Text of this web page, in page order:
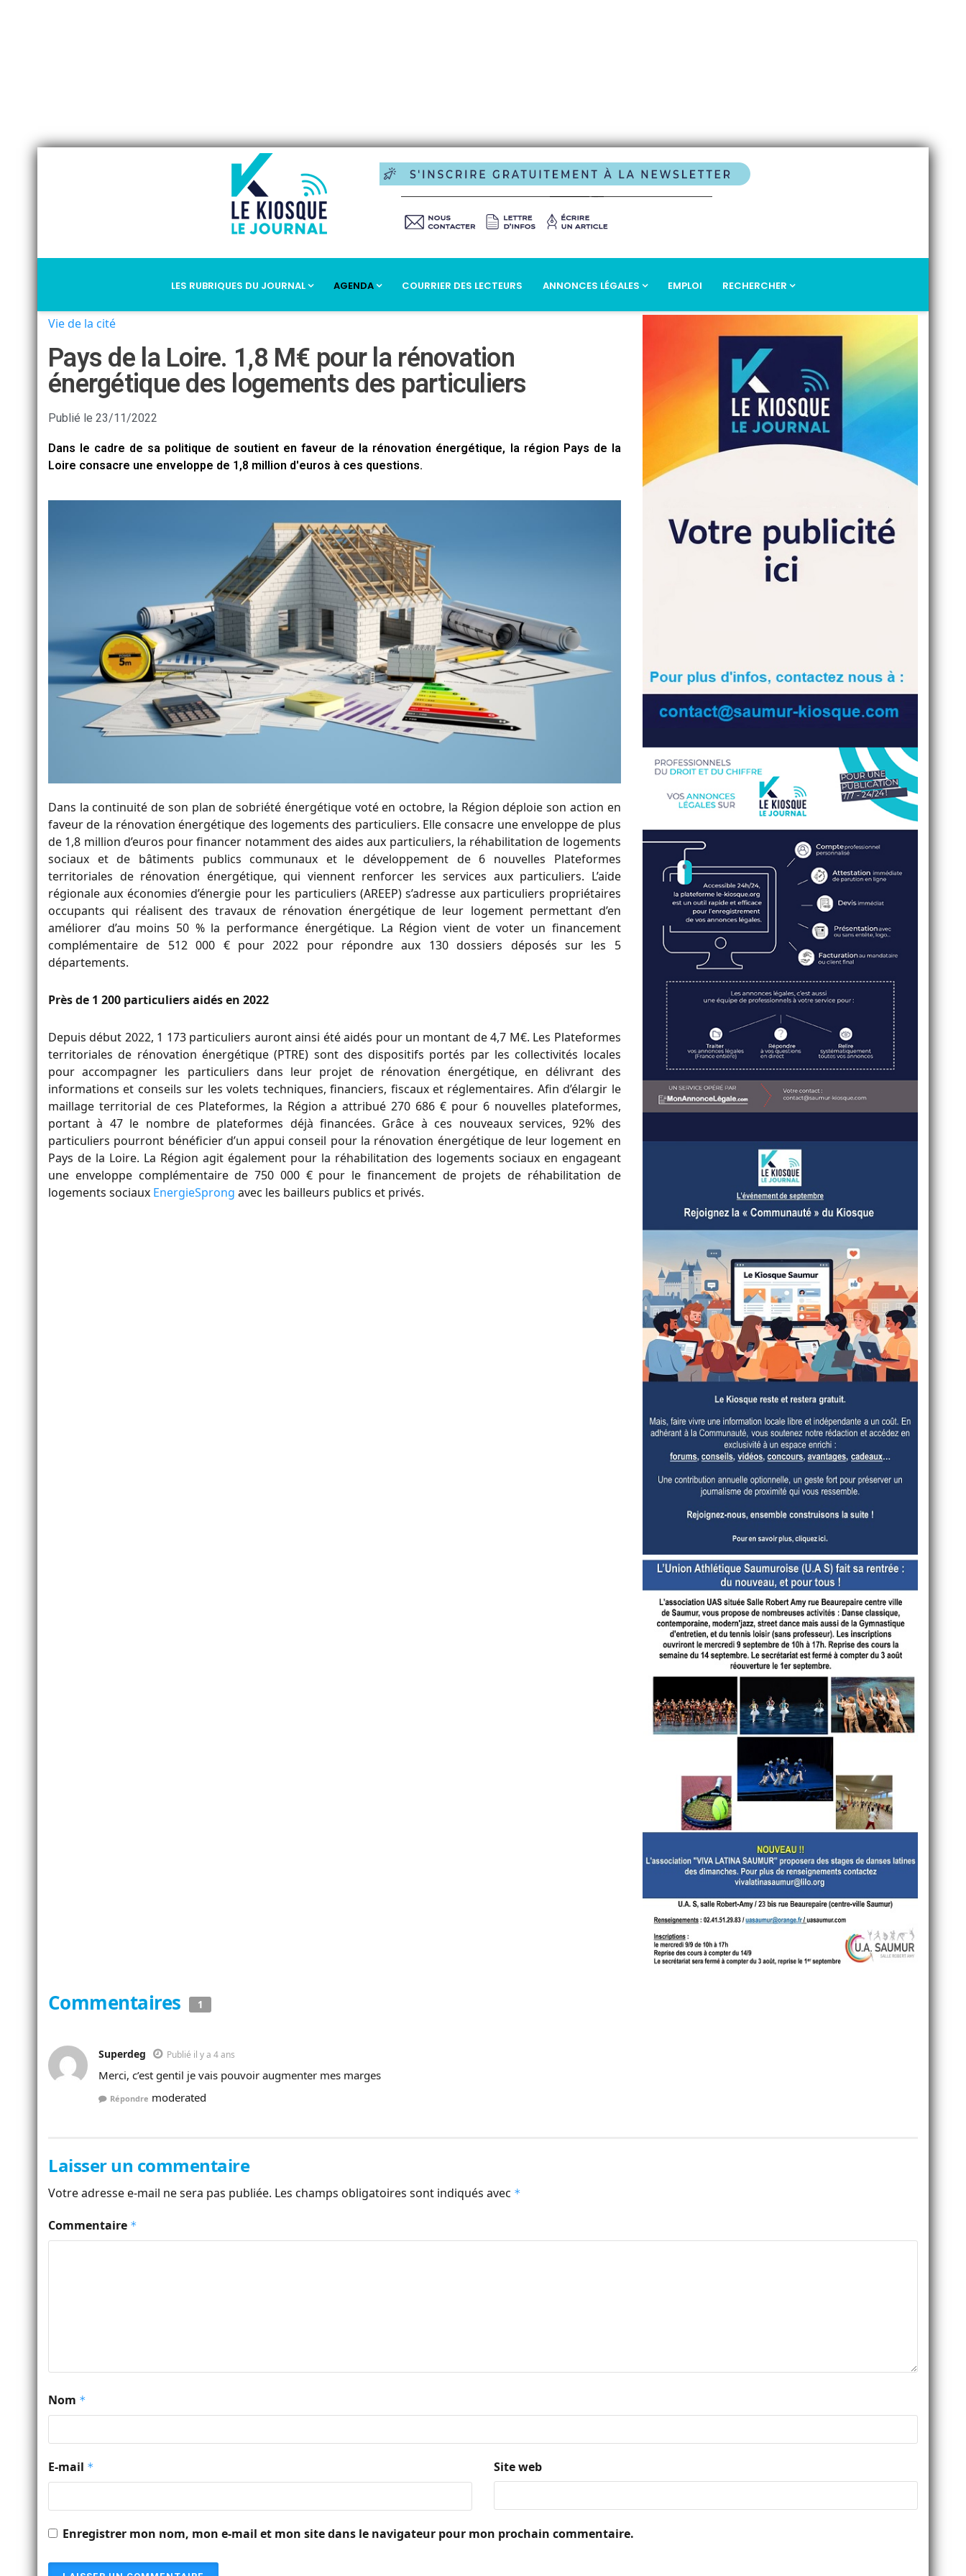
LES RUBRIQUES DU JOURNAL AGENDA COURRIER DES LECTEURS ANNONCES LÉGALES EMPLOI RECHERCHER
Vie de la cité
Pays de la Loire. 1,8 M€ pour la rénovation
énergétique des logements des particuliers
Publié le 23/11/2022
Dans le cadre de sa politique de soutient en faveur de la rénovation énergétique, la région Pays de la
Loire consacre une enveloppe de 1,8 million d'euros à ces questions.
Dans la continuité de son plan de sobriété énergétique voté en octobre, la Région déploie son action en
faveur de la rénovation énergétique des logements des particuliers. Elle consacre uneenveloppe de plus
de 1,8 million d’euros pour financer notamment des aides aux particuliers, la réhabilitation de logements
sociaux et de bâtiments publics communaux et le développement de 6 nouvelles Plateformes
territoriales de rénovation énergétique, qui viennent renforcer lesservices aux particuliers. L’aide
régionale aux économies d’énergie pour les particuliers (AREEP) s’adresse aux particuliers propriétaires
occupants qui réalisent des travaux de rénovation énergétique de leur logement permettant d’en
améliorer d’au moins 50 % la performance énergétique. La Région vient de voter un financement
complémentaire de 512 000 € pour 2022 pour répondreaux 130 dossiers déposés sur les 5
départements.
Près de 1 200 particuliers aidés en 2022
Depuis début 2022, 1 173 particuliers auront ainsi été aidés pour un montant de 4,7 M€. Les Plateformes
territoriales de rénovation énergétique (PTRE) sont des dispositifs portés par lescollectivités locales
pour accompagner les particuliers dans leur projet de rénovation énergétique,en délivrant des
informations et conseils sur les volets techniques, financiers, fiscaux et réglementaires. Afin d’élargir le
maillage territorial de ces Plateformes, la Région a attribué 270 686 € pour 6 nouvelles plateformes,
portant à 47 le nombre de plateformes déjà financées. Grâce à ces nouveaux services, 92% des
particuliers pourront bénéficier d’un appui conseil pour la rénovation énergétique de leur logement en
Pays de la Loire. La Région agit également pour la réhabilitation des logements sociaux en engageant
une enveloppe complémentaire de 750 000 € pour le financement de projets de réhabilitation de
logements sociaux EnergieSprong avec les bailleurs publics et privés.
Commentaires 1
Superdeg Publié il y a 4 ans
Merci, c’est gentil je vais pouvoir augmenter mes marges
Répondre moderated
Laisser un commentaire
Votre adresse e-mail ne sera pas publiée. Les champs obligatoires sont indiqués avec *
Commentaire *
Nom *
E-mail * Site web
Enregistrer mon nom, mon e-mail et mon site dans le navigateur pour mon prochain commentaire.